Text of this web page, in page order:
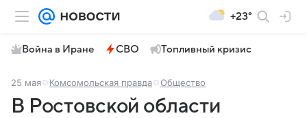
+23°
Война в Иране СВО Топливный кризис
25 мая Комсомольская правда Общество
В Ростовской области